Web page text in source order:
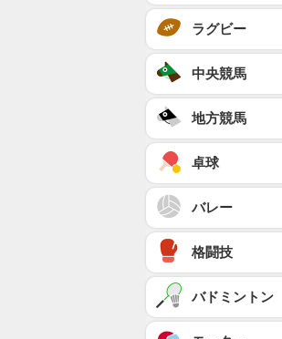
ラグビー
中央競馬
地方競馬
卓球
バレー
格闘技
バドミントン